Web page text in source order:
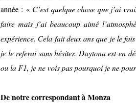
année : « C’est quelque chose que j’ai
faire mais j’ai beaucoup aimé
expérience. Cela fait deux ans que je le
je le referai sans hésiter. Daytona est en
ou la F1, je ne vois pas pourquoi je ne
De notre correspondant à Monza